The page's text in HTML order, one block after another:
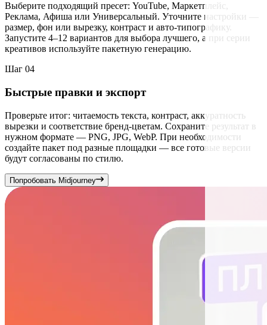
Выберите подходящий пресет: YouTube, Маркетплейс,
Реклама, Афиша или Универсальный. Уточните настройки —
размер, фон или вырезку, контраст и авто-типографику.
Запустите 4–12 вариантов для выбора лучшего, а при серии
креативов используйте пакетную генерацию.
Шаг 04
Быстрые правки и экспорт
Проверьте итог: читаемость текста, контраст, аккуратность
вырезки и соответствие бренд-цветам. Сохраните результат в
нужном формате — PNG, JPG, WebP. При необходимости
создайте пакет под разные площадки — все готовые версии
будут согласованы по стилю.
Попробовать Midjourney